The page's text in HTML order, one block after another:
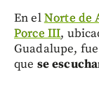
En elNorte de
Porce III,
Guadalupe,
que se